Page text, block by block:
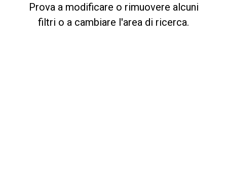
Prova a modificare o rimuovere alcuni
filtri o a cambiare l'area di ricerca.